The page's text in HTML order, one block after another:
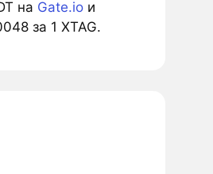
на Gate.ioи
за 1 XTAG.